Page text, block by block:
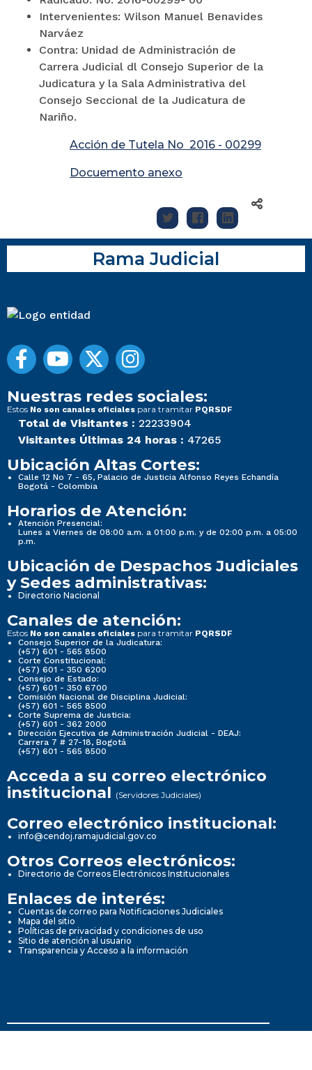
Intervenientes: Wilson Manuel Benavides
Narváez
Contra: Unidad de Administración de
Carrera Judicial dl Consejo Superior de la
Judicatura y la Sala Administrativa del
Consejo Seccional de la Judicatura de
Nariño.
Acción de Tutela No 2016 - 00299
Docuemento anexo
Rama Judicial
Nuestras redes sociales:
Estos No son canales oficiales para tramitar PQRSDF
Total de Visitantes : 22233904
Visitantes Últimas 24 horas : 47265
Ubicación Altas Cortes:
Calle 12 No 7 - 65, Palacio de Justicia Alfonso Reyes Echandía
Bogotá - Colombia
Horarios de Atención:
Atención Presencial:
Lunes a Viernes de 08:00 a.m. a 01:00 p.m. y de 02:00 p.m. a 05:00
p.m.
Ubicación de Despachos Judiciales
y Sedes administrativas:
Directorio Nacional
Canales de atención:
Estos No son canales oficiales para tramitar PQRSDF
Consejo Superior de la Judicatura:
(+57) 601 - 565 8500
Corte Constitucional:
(+57) 601 - 350 6200
Consejo de Estado:
(+57) 601 - 350 6700
Comisión Nacional de Disciplina Judicial:
(+57) 601 - 565 8500
Corte Suprema de Justicia:
(+57) 601 - 362 2000
Dirección Ejecutiva de Administración Judicial - DEAJ:
Carrera 7 # 27-18, Bogotá
(+57) 601 - 565 8500
Acceda a su correo electrónico
institucional (Servidores Judiciales)
Correo electrónico institucional:
info@cendoj.ramajudicial.gov.co
Otros Correos electrónicos:
Directorio de Correos Electrónicos Institucionales
Enlaces de interés:
Cuentas de correo para Notificaciones Judiciales
Mapa del sitio
Políticas de privacidad y condiciones de uso
Sitio de atención al usuario
Transparencia y Acceso a la información